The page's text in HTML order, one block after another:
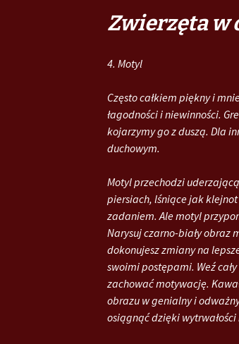
Zwierzęta w
4. Motyl
Często całkiem piękny i
łagodności i niewinności.
kojarzymy go z duszą. Dla
duchowym.
Motyl przechodzi
piersiach, lśniące jak klejnot
zadaniem. Ale motyl
Narysuj czarno-biały obraz
dokonujesz zmiany na
swoimi postępami. Weź
zachować motywację.
obrazu w genialny i
osiągnąć dzięki